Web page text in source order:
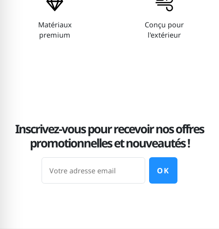
Matériaux
premium
Conçu pour
l'extérieur
Inscrivez-vous pour recevoir nos offres
promotionnelles et nouveautés !
OK